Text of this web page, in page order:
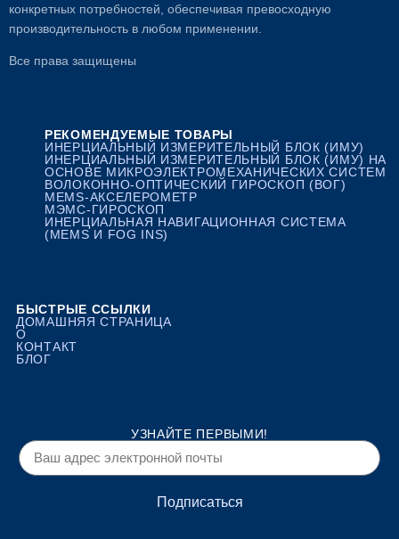
конкретных потребностей, обеспечивая превосходную
производительность в любом применении.
Все права защищены
РЕКОМЕНДУЕМЫЕ ТОВАРЫ
ИНЕРЦИАЛЬНЫЙ ИЗМЕРИТЕЛЬНЫЙ БЛОК (ИМУ)
ИНЕРЦИАЛЬНЫЙ ИЗМЕРИТЕЛЬНЫЙ БЛОК (ИМУ) НА
ОСНОВЕ МИКРОЭЛЕКТРОМЕХАНИЧЕСКИХ СИСТЕМ
ВОЛОКОННО-ОПТИЧЕСКИЙ ГИРОСКОП (ВОГ)
MEMS-АКСЕЛЕРОМЕТР
МЭМС-ГИРОСКОП
ИНЕРЦИАЛЬНАЯ НАВИГАЦИОННАЯ СИСТЕМА
(MEMS И FOG INS)
БЫСТРЫЕ ССЫЛКИ
ДОМАШНЯЯ СТРАНИЦА
О
КОНТАКТ
БЛОГ
УЗНАЙТЕ ПЕРВЫМИ!
Подписаться